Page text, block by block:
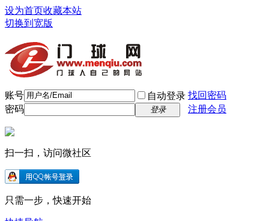
设为首页收藏本站
切换到宽版
账号 自动登录 找回密码
密码
登录 注册会员
扫一扫，访问微社区
只需一步，快速开始